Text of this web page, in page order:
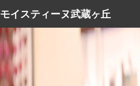
モイスティーヌ武蔵ヶ丘